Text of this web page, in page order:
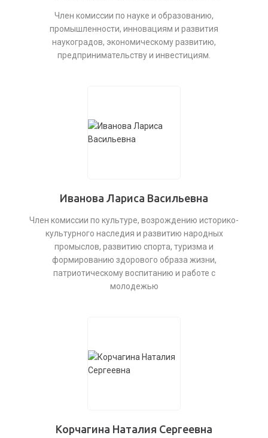
Член комиссии по науке и образованию,
промышленности, инновациям и развития
наукоградов, экономическому развитию,
предпринимательству и инвестициям.
Иванова Лариса Васильевна
Член комиссии по культуре, возрождению историко-
культурного наследия и развитию народных
промыслов, развитию спорта, туризма и
формированию здорового образа жизни,
патриотическому воспитанию и работе с
молодежью
Корчагина Наталия Сергеевна